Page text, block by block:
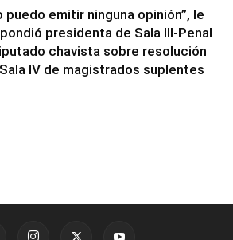
puedo emitir ninguna opinión”, le
presidenta de Sala III-Penal
chavista sobre resolución
IV de magistrados suplentes